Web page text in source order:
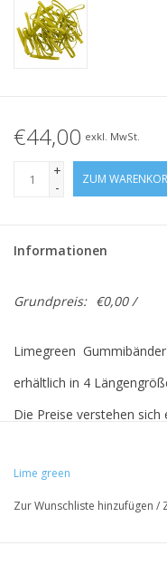
€44,00 exkl. MwSt.
+
-
ZUM
Informationen
Grundpreis: €0,00 /
Limegreen
erhältlich in 4
Die Preise verstehen
Vreeberg-Elastics haben
- hohe Elastizität
Lime green
Zur Wunschliste hinzufügen /